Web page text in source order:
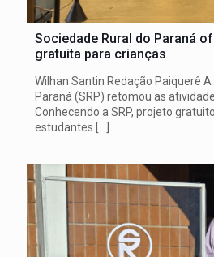
Sociedade Rural do Paraná
gratuita para crianças
Wilhan Santin Redação Paiquerê
Paraná (SRP) retomou as
Conhecendo a SRP, projeto
estudantes